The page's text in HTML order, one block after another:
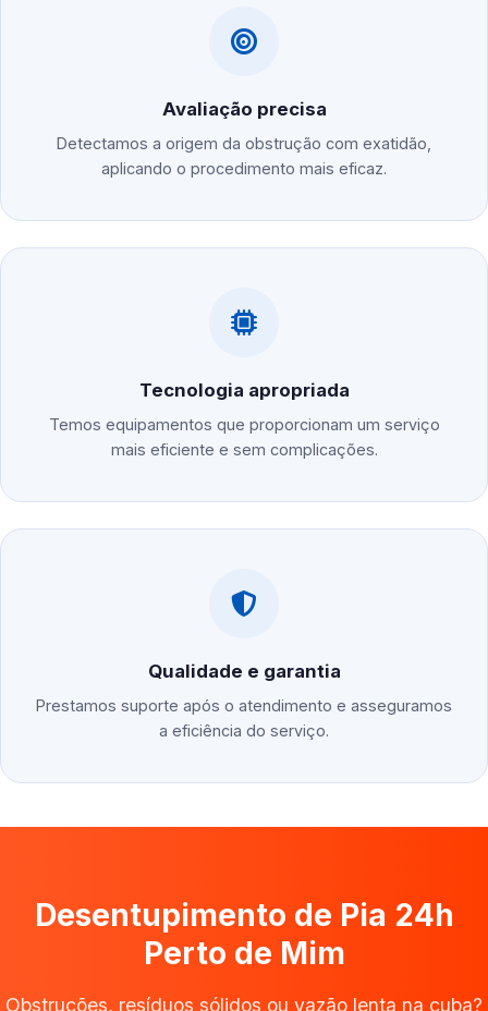
Avaliação precisa
Detectamos a origem da obstrução com exatidão,
aplicando o procedimento mais eficaz.
Tecnologia apropriada
Temos equipamentos que proporcionam um serviço
mais eficiente e sem complicações.
Qualidade e garantia
Prestamos suporte após o atendimento e asseguramos
a eficiência do serviço.
Desentupimento de Pia 24h
Perto de Mim
Obstruções, resíduos sólidos ou vazão lenta na cuba?